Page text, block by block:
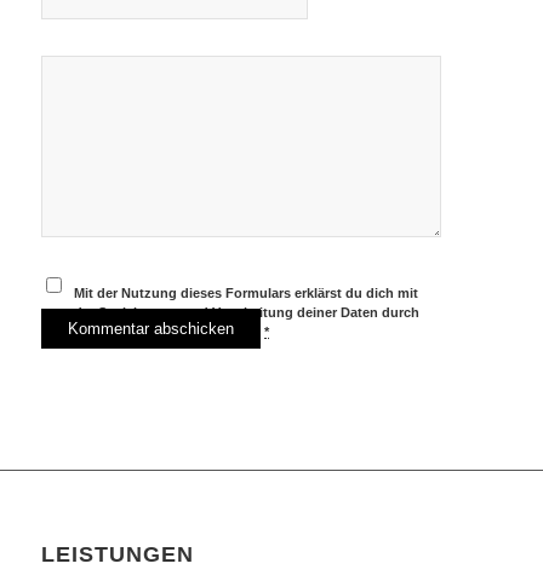
Mit der Nutzung dieses Formulars erklärst du dich mit
der Speicherung und Verarbeitung deiner Daten durch
diese Website einverstanden.*
LEISTUNGEN